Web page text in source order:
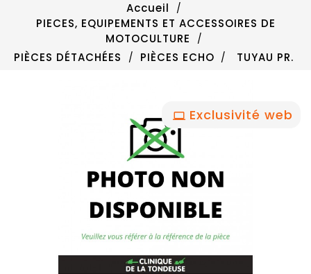
Accueil
PIECES, EQUIPEMENTS ET ACCESSOIRES DE
MOTOCULTURE
PIÈCES DÉTACHÉES
PIÈCES ECHO TUYAU PR.
Exclusivité web